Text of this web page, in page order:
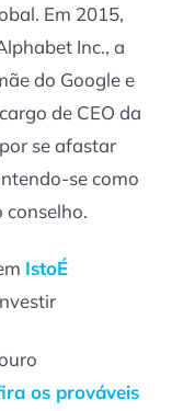
Em 2015,
Inc., a
do Google e
de CEO da
se afastar
se como
IstoÉ
os prováveis